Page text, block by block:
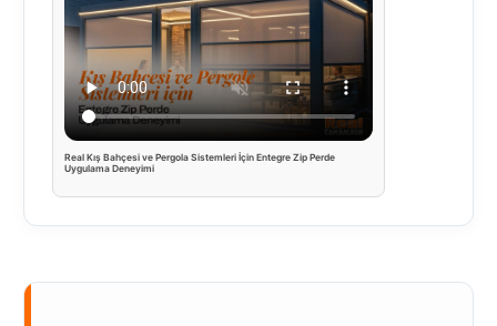
Real Kış Bahçesi ve Pergola Sistemleri İçin Entegre Zip Perde
Uygulama Deneyimi